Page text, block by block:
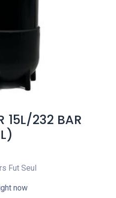
15L/232 BAR
Fut Seul
now